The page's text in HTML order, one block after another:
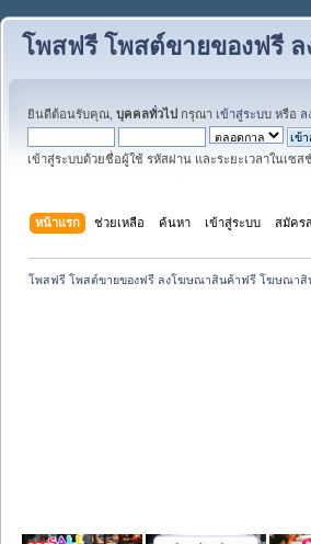
โพสฟรี โพสต์ขายของฟรี
ยินดีต้อนรับคุณ, บุคคลทั่วไป กรุณา เข้าสู่ระบบ หรือ ล
เข้าสู่ระบบด้วยชื่อผู้ใช้ รหัสผ่าน และระยะเวลาในเซส
หน้าแรก ช่วยเหลือ ค้นหา เข้าสู่ระบบ สมัคร
โพสฟรี โพสต์ขายของฟรี ลงโฆษณาสินค้าฟรี โฆษณาสิ